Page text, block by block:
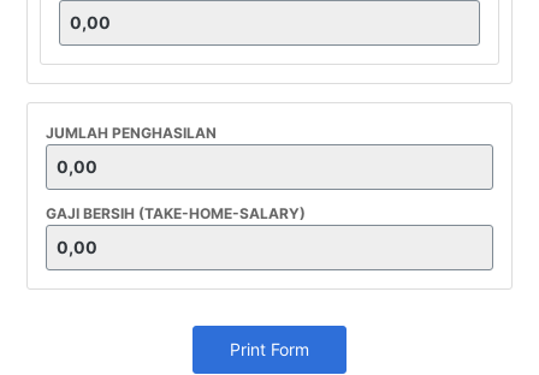
JUMLAH PENGHASILAN
GAJI BERSIH (TAKE-HOME-SALARY)